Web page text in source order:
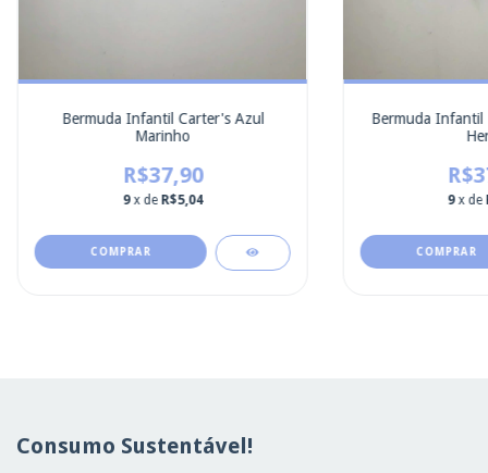
Bermuda Infantil Carter's Azul
Marinho
R$37,90
9 x de R$5,04
COMPRAR
Bermuda Infantil
9 x de
COMPRAR
Consumo Sustentável!